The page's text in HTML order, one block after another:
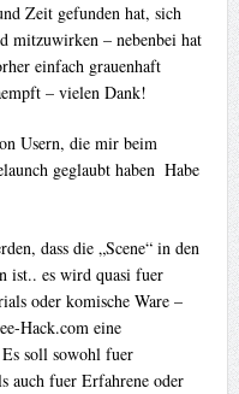
Zeit gefunden hat, sich
mitzuwirken – nebenbei hat
einfach grauenhaft
– vielen Dank!
Usern, die mir beim
geglaubt haben Habe
dass die „Scene“ in den
ist.. es wird quasi fuer
oder komische Ware –
Hack.com eine
soll sowohl fuer
auch fuer Erfahrene oder